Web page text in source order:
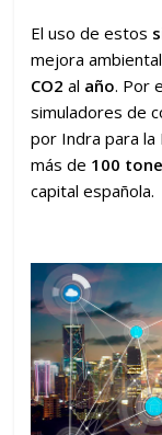
El uso de estos
mejora
CO2al año. Por
simuladores de
por Indra para la
más de 100
capital española.